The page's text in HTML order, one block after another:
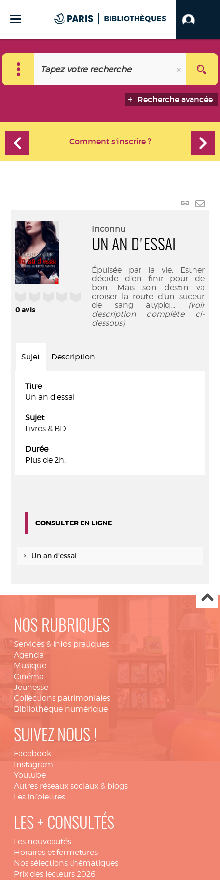
Recherche avancée
Comment s'inscrire ?
Lien
0avis
Inconnu
UN AN D'ESSAI
Épuisée par la vie, Esther
décide d’en finir pour de
bon. Mais son destin va
croiser la route d’un suceur
de sang atypiq... (voir
description complète ci-
dessous)
Sujet Description
Titre
Un an d'essai
Sujet
Livres & BD
Durée
Plus de 2h.
CONSULTER EN LIGNE
Un an d'essai
NOS RUBRIQUES
Services & infos pratiques
Agenda
Musique
Cinéma
Jeunesse
Collections patrimoniales
Bibliothèque numérique
SUIVEZ NOUS !
Facebook
Instagram
Youtube
Autres réseaux sociaux & blogs
Les infolettres
LES + CONSULTÉS
Les nouveautés
Horaires et fermetures
Nos sélections thématiques
Prix des lecteurs 2026